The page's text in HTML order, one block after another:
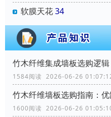
软膜天花34
1584阅读 2026-06-26
竹木纤维墙板选购指南：
1600阅读 2026-06-26